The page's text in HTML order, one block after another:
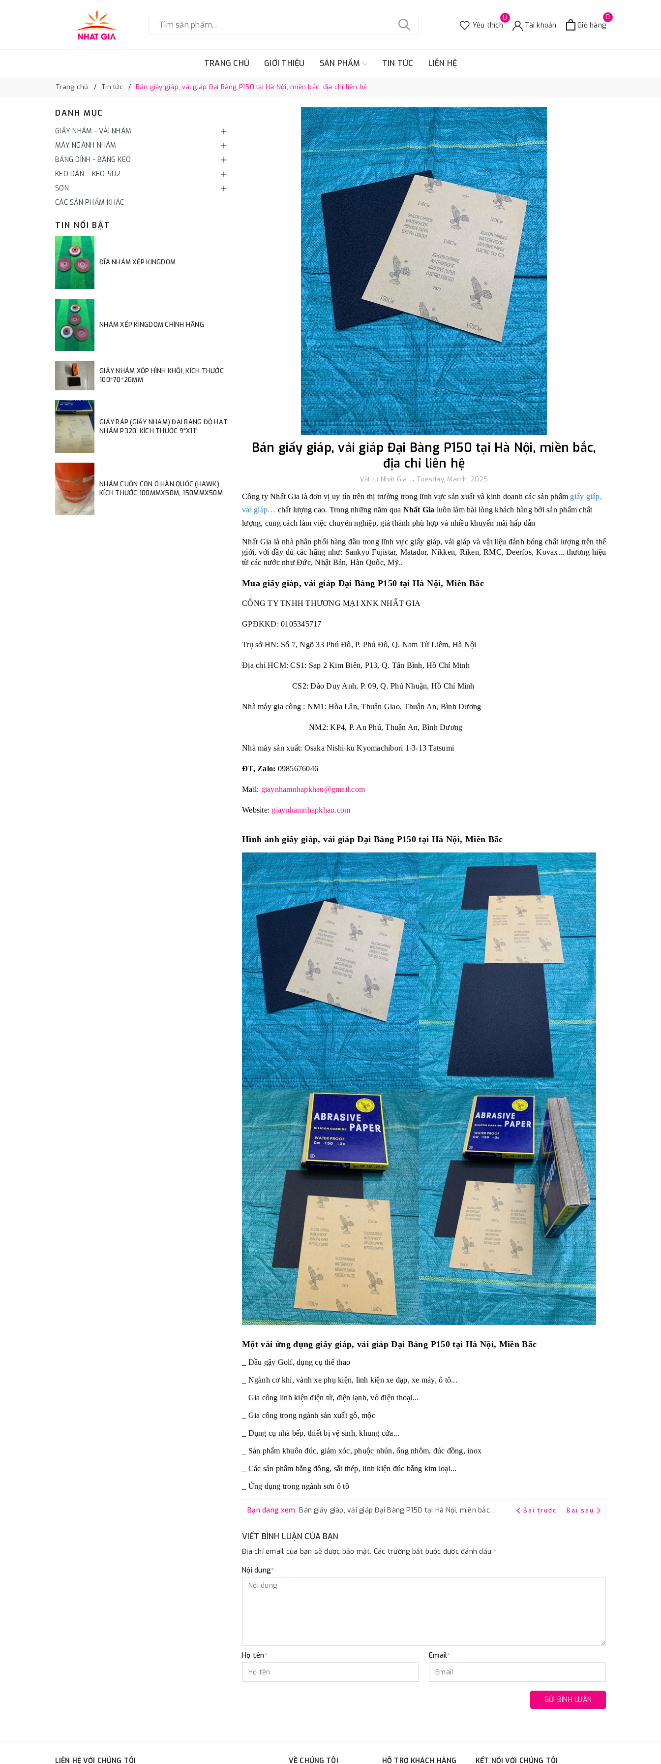
0
Yêu thích Tài khoản
0
Giỏ hàng
TRANG CHỦ GIỚI THIỆU SẢN PHẨM TIN TỨC LIÊN HỆ
Trang chủ Tin tức Bán giấy giáp, vải giáp Đại Bàng P150 tại Hà Nội, miền bắc, địa chỉ liên hệ
DANH MỤC
GIẤY NHÁM - VẢI NHÁM
MÁY NGÀNH NHÁM
BĂNG DÍNH - BĂNG KEO
KEO DÁN – KEO 502
SƠN
CÁC SẢN PHẨM KHÁC
TIN NỔI BẬT
ĐĨA NHÁM XẾP KINGDOM
NHÁM XẾP KINGDOM CHÍNH HÃNG
GIẤY NHÁM XỐP HÌNH KHỐI, KÍCH THƯỚC
100*70*20MM
GIẤY RÁP (GIẤY NHÁM) ĐẠI BÀNG ĐỘ HẠT
NHÁM P320, KÍCH THƯỚC 9"X11"
NHÁM CUỘN CON Ó HÀN QUỐC (HAWK),
KÍCH THƯỚC 100MMX50M, 150MMX50M
Bán giấy giáp, vải giáp Đại Bàng P150 tại Hà Nội, miền bắc,
địa chỉ liên hệ
Vật tư Nhất Gia Tuesday, March, 2025
Công ty Nhất Gia là đơn vị uy tín trên thị trường trong lĩnh vực sản xuất và kinh doanh các sản phẩm giấy giáp,
vải giáp… chất lượng cao. Trong những năm qua Nhất Gia luôn làm hài lòng khách hàng bởi sản phẩm chất
lượng, cung cách làm việc chuyên nghiệp, giá thành phù hợp và nhiều khuyến mãi hấp dẫn
Nhất Gia là nhà phân phối hàng đầu trong lĩnh vực giấy giáp, vải giáp và vật liệu đánh bóng chất lượng trên thế
giới, với đầy đủ các hãng như: Sankyo Fujistar, Matador, Nikken, Riken, RMC, Deerfos, Kovax... thương hiệu
từ các nước như Đức, Nhật Bản, Hàn Quốc, Mỹ..
Mua giấy giáp, vải giáp Đại Bàng P150 tại Hà Nội, Miền Bắc
CÔNG TY TNHH THƯƠNG MẠI XNK NHẤT GIA
GPĐKKD: 0105345717
Trụ sở HN: Số 7, Ngõ 33 Phú Đô, P. Phú Đô, Q. Nam Từ Liêm, Hà Nội
Địa chỉ HCM: CS1: Sạp 2 Kim Biên, P13, Q. Tân Bình, Hồ Chí Minh
CS2: Đào Duy Anh, P. 09, Q. Phú Nhuận, Hồ Chí Minh
Nhà máy gia công : NM1: Hòa Lân, Thuận Giao, Thuận An, Bình Dương
NM2: KP4, P. An Phú, Thuận An, Bình Dương
Nhà máy sản xuất: Osaka Nishi-ku Kyomachibori 1-3-13 Tatsumi
ĐT, Zalo: 0985676046
Mail: giaynhamnhapkhau@gmail.com
Website: giaynhamnhapkhau.com
Hình ảnh giấy giáp, vải giáp Đại Bàng P150 tại Hà Nội, Miền Bắc
Một vài ứng dụnggiấy giáp, vải giáp Đại Bàng P150 tại Hà Nội, Miền Bắc
_ Đầu gậy Golf, dụng cụ thể thao
_ Ngành cơ khí, vành xe phụ kiện, linh kiện xe đạp, xe máy, ô tô...
_ Gia công linh kiện điện tử, điện lạnh, vỏ điện thoại...
_ Gia công trong ngành sản xuất gỗ, mộc
_ Dụng cụ nhà bếp, thiết bị vệ sinh, khung cửa...
_ Sản phẩm khuôn đúc, giảm xóc, phuộc nhún, ống nhôm, đúc đồng, inox
_ Các sản phẩm bằng đồng, sắt thép, linh kiện đúc bằng kim loại...
_ Ứng dụng trong ngành sơn ô tô
Bạn đang xem: Bán giấy giáp, vải giáp Đại Bàng P150 tại Hà Nội, miền bắc, địa chỉ liên hệ Bài trước Bài sau
VIẾT BÌNH LUẬN CỦA BẠN
Địa chỉ email của bạn sẽ được bảo mật. Các trường bắt buộc được đánh dấu*
Nội dung*
Họ tên* Email*
GỬI BÌNH LUẬN
LIÊN HỆ VỚI CHÚNG TÔI VỀ CHÚNG TÔI HỖ TRỢ KHÁCH HÀNG KẾT NỐI VỚI CHÚNG TÔI